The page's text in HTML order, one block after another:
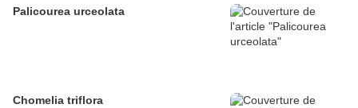
Palicourea urceolata
Chomelia triflora